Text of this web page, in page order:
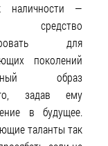
наличности —
средство
для
поколений
образ
задав ему
в будущее.
таланты так